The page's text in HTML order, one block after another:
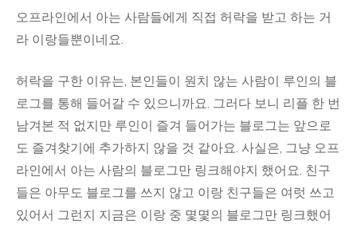
오프라인에서 아는 사람들에게 직접 허락을 받고 하는 거
라 이랑들뿐이네요.
허락을 구한 이유는, 본인들이 원치 않는 사람이 루인의 블
로그를 통해 들어갈 수 있으니까요. 그러다 보니 리플 한 번
남겨본 적 없지만 루인이 즐겨 들어가는 블로그는 앞으로
도 즐겨찾기에 추가하지 않을 것 같아요. 사실은, 그냥 오프
라인에서 아는 사람의 블로그만 링크해야지 했어요. 친구
들은 아무도 블로그를 쓰지 않고 이랑 친구들은 여럿 쓰고
있어서 그런지 지금은 이랑 중 몇몇의 블로그만 링크했어